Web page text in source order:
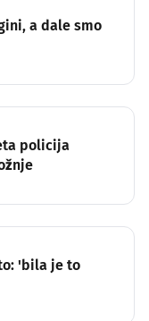
a dale smo
policija
'bila je to